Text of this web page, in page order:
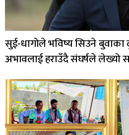
सुई-धागोले भविष्य सिउने बुवाका
अभावलाई हराउँदै संघर्षले लेख्यो